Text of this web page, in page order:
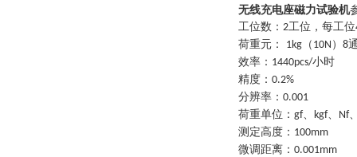
无线充电座磁力试验机
工位数： 2工位，每工位
荷重元：
1kg （ 10N ） 8
效率： 1440pcs/小时
精度： 0.2%
分辨率： 0.001
荷重单位： gf、 kgf、 Nf
测定高度： 100mm
微调距离： 0.001mm